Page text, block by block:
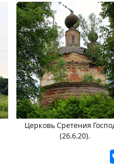
Церковь Сретения
(26.6.20).